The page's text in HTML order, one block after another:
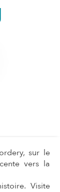
sur le
vers la
Visite